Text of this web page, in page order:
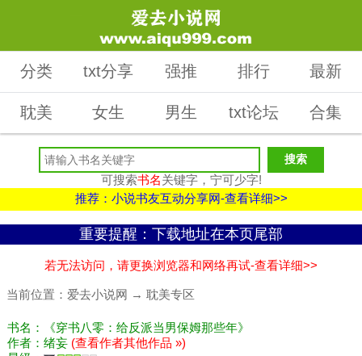
分类 txt分享 强推 排行 最新
耽美 女生 男生 txt论坛 合集
可搜索书名关键字，宁可少字!
推荐：小说书友互动分享网-查看详细>>
重要提醒：下载地址在本页尾部
若无法访问，请更换浏览器和网络再试-查看详细>>
当前位置： 爱去小说网 → 耽美专区
书名：《穿书八零：给反派当男保姆那些年》
作者：绪妄 (查看作者其他作品 »)